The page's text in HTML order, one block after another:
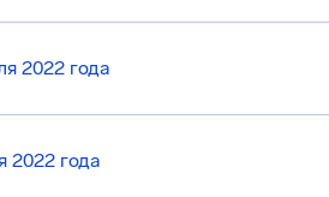
2022 года
2022 года